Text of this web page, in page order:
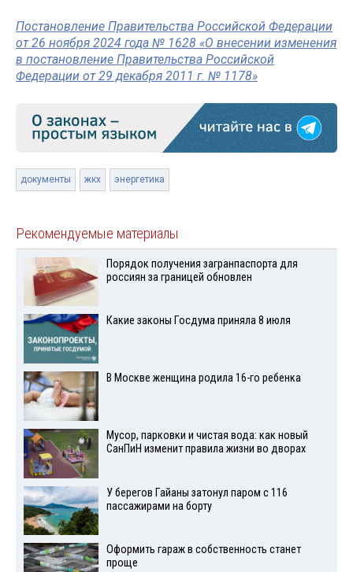
Постановление Правительства Российской Федерации
от 26 ноября 2024 года № 1628 «О внесении изменения
в постановление Правительства Российской
Федерации от 29 декабря 2011 г. № 1178»
документы жкх энергетика
Рекомендуемые материалы
Порядок получения загранпаспорта для
россиян за границей обновлен
Какие законы Госдума приняла 8 июля
В Москве женщина родила 16-го ребенка
Мусор, парковки и чистая вода: как новый
СанПиН изменит правила жизни во дворах
У берегов Гайаны затонул паром с 116
пассажирами на борту
Оформить гараж в собственность станет
проще